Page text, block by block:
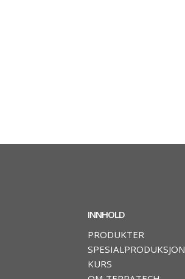
INNHOLD
PRODUKTER
SPESIALPRODUKSJON
KURS